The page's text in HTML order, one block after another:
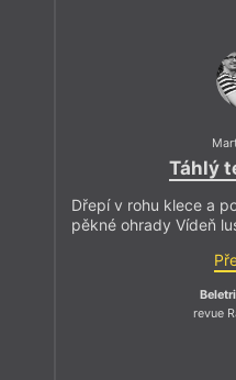
Táhlý
Dřepí v rohu klece a
pěkné ohrady Vídeň
revue